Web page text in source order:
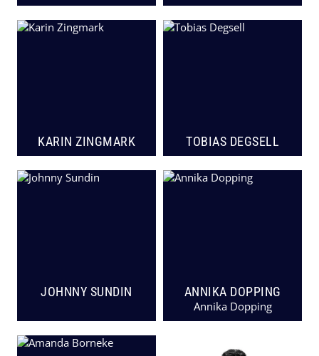
KARIN ZINGMARK TOBIAS DEGSELL
JOHNNY SUNDIN ANNIKA DOPPING
Annika Dopping